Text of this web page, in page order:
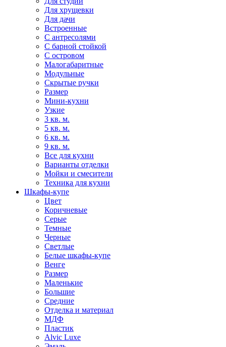
Для хрущевки
Для дачи
Встроенные
С антресолями
С барной стойкой
С островом
Малогабаритные
Модульные
Скрытые ручки
Размер
Мини-кухни
Узкие
3 кв. м.
5 кв. м.
6 кв. м.
9 кв. м.
Все для кухни
Варианты отделки
Мойки и смесители
Техника для кухни
Шкафы-купе
Цвет
Коричневые
Серые
Темные
Черные
Светлые
Белые шкафы-купе
Венге
Размер
Маленькие
Большие
Средние
Отделка и материал
МДФ
Пластик
Alvic Luxe